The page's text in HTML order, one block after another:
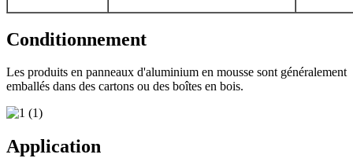
Conditionnement
Les produits en panneaux d'aluminium en mousse sont généralement
emballés dans des cartons ou des boîtes en bois.
Application